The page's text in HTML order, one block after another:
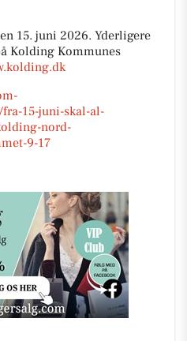
15. juni 2026. Yderligere
Kolding Kommunes
15-juni-skal-al-
nord-
9-17